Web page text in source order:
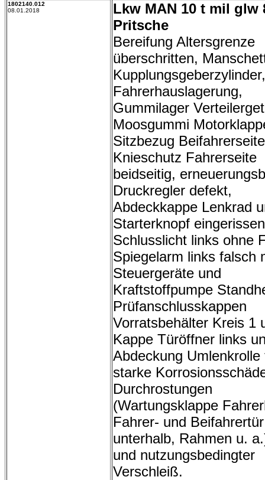
1802140.012
08.01.2018
Lkw MAN 10 t mil glw
Pritsche
Bereifung Altersgrenze
überschritten,
Fahrerhauslagerung,
Gummilager
Moosgummi
Sitzbezug
Knieschutz Fahrerseite
beidseitig,
Druckregler defekt,
Abdeckkappe Lenkrad
Starterknopf
Schlusslicht links ohne
Spiegelarm links falsch
Steuergeräte und
Kraftstoffpumpe
Prüfanschlusskappen
Vorratsbehälter Kreis 1
Kappe Türöffner links
Abdeckung Umlenkrolle
starke
Durchrostungen
(Wartungsklappe
Fahrer- und Beifahrertür
unterhalb, Rahmen u.
und nutzungsbedingter
Verschleiß.